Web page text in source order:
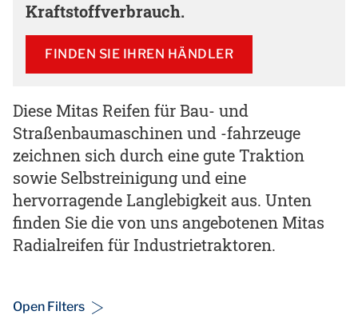
Kraftstoffverbrauch.
FINDEN SIE IHREN HÄNDLER
Diese Mitas Reifen für Bau- und
Straßenbaumaschinen und -fahrzeuge
zeichnen sich durch eine gute Traktion
sowie Selbstreinigung und eine
hervorragende Langlebigkeit aus. Unten
finden Sie die von uns angebotenen Mitas
Radialreifen für Industrietraktoren.
Open Filters